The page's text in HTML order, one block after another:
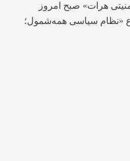
هرات» صبح امروز
موضوع «نظام سیاسی همه‌شمول؛